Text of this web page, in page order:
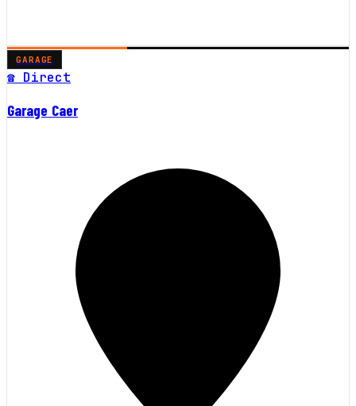
GARAGE
☎ Direct
Garage Caer